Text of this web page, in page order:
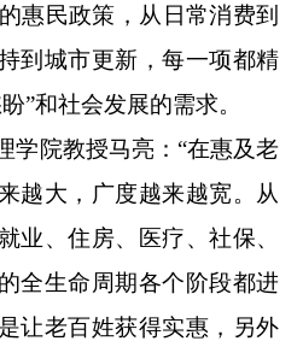
民政策，从日常消费到
到城市更新，每一项都精
”和社会发展的需求。
院教授马亮：“在惠及老
越大，广度越来越宽。从
业、住房、医疗、社保、
全生命周期各个阶段都进
让老百姓获得实惠，另外